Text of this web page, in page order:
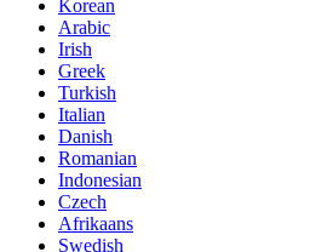
Korean
Arabic
Irish
Greek
Turkish
Italian
Danish
Romanian
Indonesian
Czech
Afrikaans
Swedish